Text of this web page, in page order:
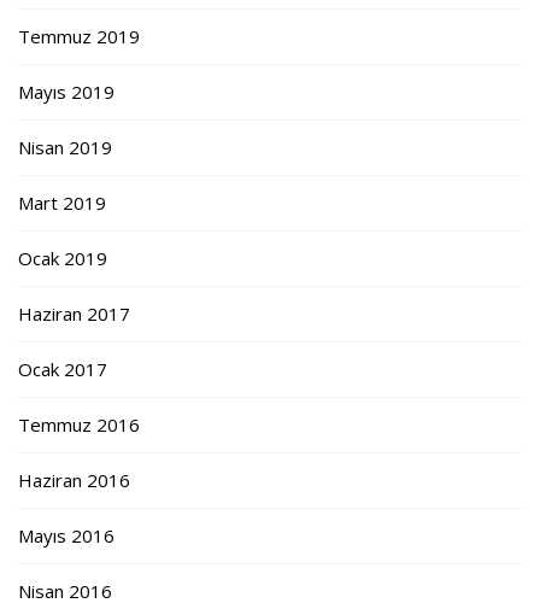
Temmuz 2019
Mayıs 2019
Nisan 2019
Mart 2019
Ocak 2019
Haziran 2017
Ocak 2017
Temmuz 2016
Haziran 2016
Mayıs 2016
Nisan 2016